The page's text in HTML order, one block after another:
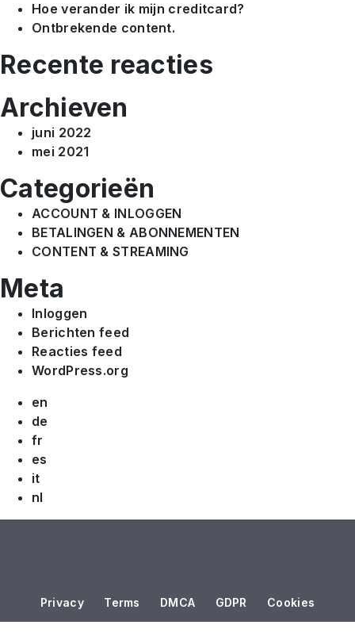
Hoe verander ik mijn creditcard?
Ontbrekende content.
Recente reacties
Archieven
juni 2022
mei 2021
Categorieën
ACCOUNT & INLOGGEN
BETALINGEN & ABONNEMENTEN
CONTENT & STREAMING
Meta
Inloggen
Berichten feed
Reacties feed
WordPress.org
en
de
fr
es
it
nl
Privacy Terms DMCA GDPR
Cookies